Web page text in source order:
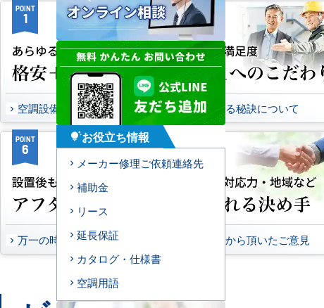
POINT
1
空調設備のご提案について
POINT
2
選ばれる秘訣について
POINT
6
万一の時もお任せください
7
お客様から頂いたご意見
tips_and_updatesお役立ち情報
メーカー修理ご依頼連絡先
補助金
リース
延長保証
カタログ・仕様書
空調用語